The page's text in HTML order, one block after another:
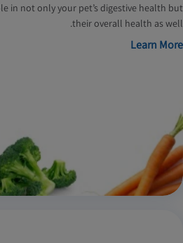
in not only your pet’s digestive health but
their overall health as well.
Learn More